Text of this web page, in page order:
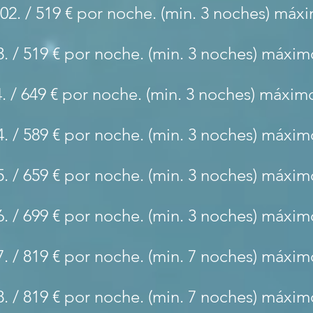
/ 519 € por noche. (min. 3 noches)
/ 519 € por noche. (min. 3 noches)
/ 649 € por noche. (min. 3 noches)
/ 589 € por noche. (min. 3 noches)
/ 659 € por noche. (min. 3 noches)
/ 699 € por noche. (min. 3 noches)
/ 819 € por noche. (min. 7 noches)
/ 819 € por noche. (min. 7 noches)